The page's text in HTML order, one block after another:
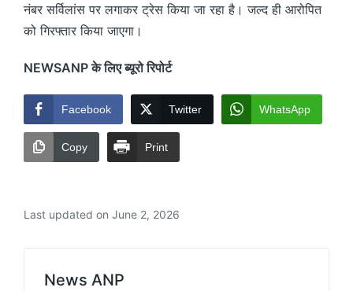
नंबर सर्विलांस पर लगाकर ट्रेस किया जा रहा है। जल्द ही आरोपित
को गिरफ्तार किया जाएगा।
NEWSANP के लिए ब्यूरो रिपोर्ट
Facebook Twitter WhatsApp
Copy Print
Last updated on June 2, 2026
News ANP